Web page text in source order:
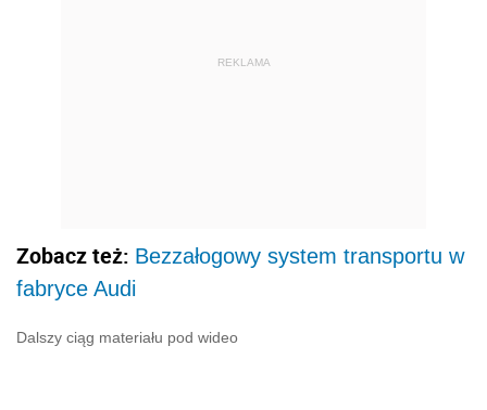
REKLAMA
Zobacz też: Bezzałogowy system transportu w
fabryce Audi
Dalszy ciąg materiału pod wideo